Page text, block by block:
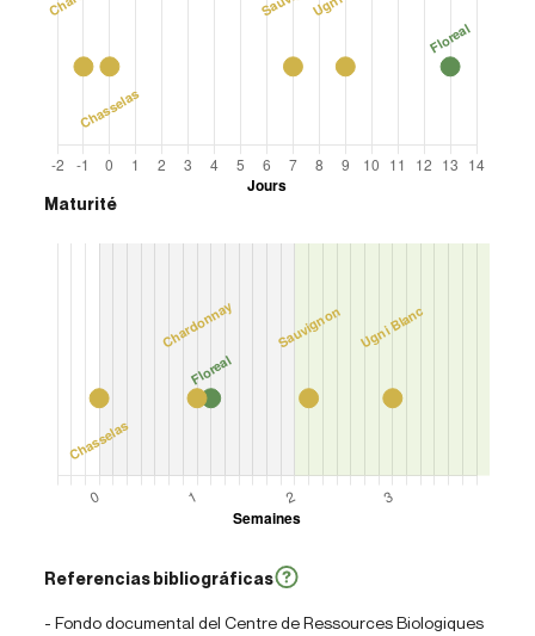
Maturité
Referencias bibliográficas
- Fondo documental del Centre de Ressources Biologiques